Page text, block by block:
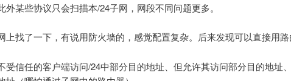
外某些协议只会扫描本/24子网，网段不同问题更多。
上找了一下，有说用防火墙的，感觉配置复杂。后来发现可以直接用路
受信任的客户端访问/24中部分目的地址、但允许其访问部分目的地址